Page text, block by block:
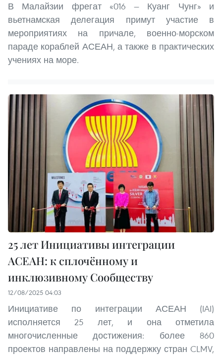
В Малайзии фрегат «016 — Куанг Чунг» и
вьетнамская делегация примут участие в
мероприятиях на причале, военно-морском
параде кораблей АСЕАН, а также в практических
учениях на море.
25 лет Инициативы интеграции
АСЕАН: к сплочённому и
инклюзивному Сообществу
12/08/2025 04:03
Инициативе по интеграции АСЕАН (IAI)
исполняется 25 лет, и она отметила
многочисленные достижения: более 860
проектов направлены на поддержку стран CLMV,